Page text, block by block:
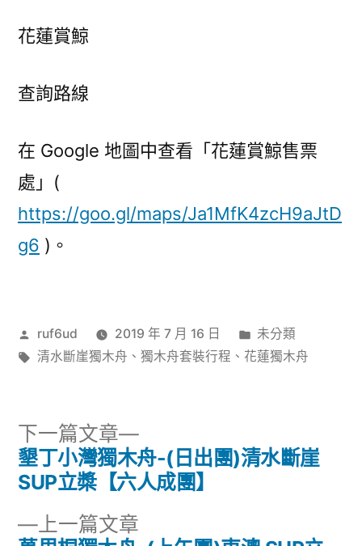
花蓮賞鯨
查詢路線
在 Google 地圖中查看「花蓮賞鯨售票
處」(
https://goo.gl/maps/Ja1MfK4zcH9aJtD
g6 )。
作
者:
ruf6ud 2019 年 7 月 16 日
分
類:
未分類
標
清水斷崖獨木舟 、 獨木舟套裝行程 、 花蓮獨木舟
文
上一篇文章
下一篇文章
下
一
篇
墾丁小灣獨木舟-(日出團)清水斷崖
SUP立槳【六人成團】